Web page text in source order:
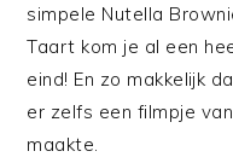
simpele Nutella
Taart kom je al een
eind! En zo makkelijk
er zelfs een filmpje van
maakte.